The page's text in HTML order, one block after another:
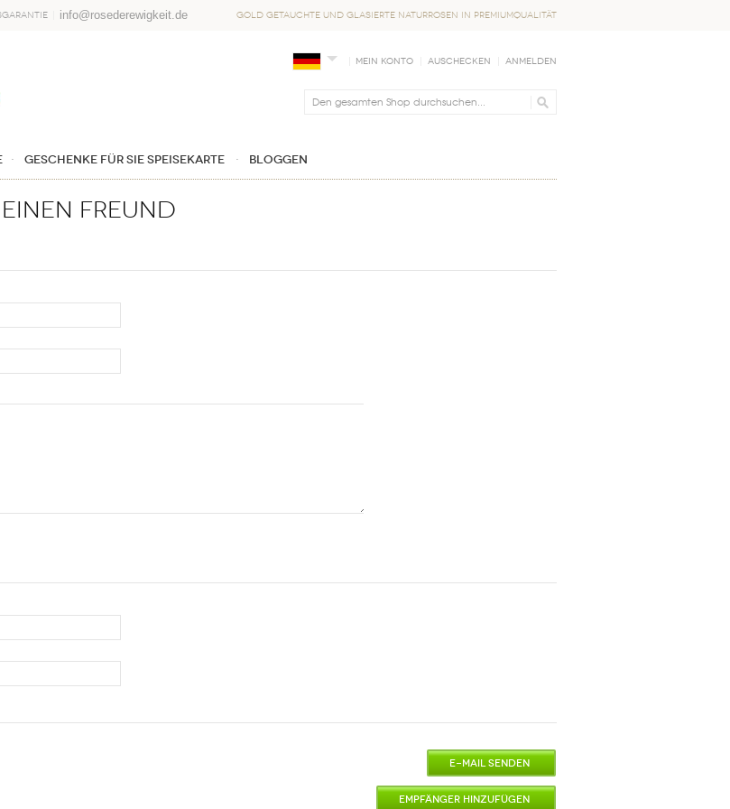
info@rosederewigkeit.de Gold getauchte und glasierte Naturrosen in Premiumqualität
Mein Konto Auschecken Anmelden
Geschenke für sie Speisekarte Bloggen
Freund
E-MAIL SENDEN
EMPFÄNGER HINZUFÜGEN